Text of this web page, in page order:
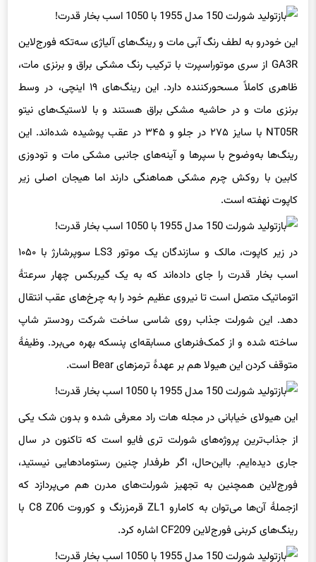
این خودرو به لطف رنگ آبی مات و رینگ‌های آلیاژی سه‌تکه فورج‌لاین
GA3R از سری موتوراسپرت با ترکیب رنگ مشکی براق و برنزی مات،
ظاهری کاملاً مسحورکننده دارد. این رینگ‌های ۱۹ اینچی، در وسط
برنزی مات و در حاشیه مشکی براق هستند و با لاستیک‌های نیتو
NT05R با سایز ۲۷۵ در جلو و ۳۴۵ در عقب پوشیده شده‌اند. این
رینگ‌ها به‌وضوح با سپرها و آینه‌های جانبی مشکی مات و تودوزی
کابین با روکش چرم مشکی هماهنگی دارند اما هیجان اصلی زیر
کاپوت نهفته است.
در زیر کاپوت، مالک و سازندگان یک موتور LS3 سوپرشارژ با ۱۰۵۰
اسب بخار قدرت را جای داده‌اند که به یک گیربکس چهار سرعتهٔ
اتوماتیک متصل است تا نیروی عظیم خود را به چرخ‌های عقب انتقال
دهد. این شورلت جذاب روی شاسی ساخت شرکت رودستر شاپ
ساخته شده و از کمک‌فنرهای مسابقه‌ای پنسکه بهره می‌برد. وظیفهٔ
متوقف کردن این هیولا هم بر عهدهٔ ترمزهای Bear است.
این هیولای خیابانی در مجله هات راد معرفی شده و بدون شک یکی
از جذاب‌ترین پروژه‌های شورلت تری فایو است که تاکنون در سال
جاری دیده‌ایم. بااین‌حال، اگر طرفدار چنین رستومادهایی نیستید،
فورج‌لاین همچنین به تجهیز شورلت‌های مدرن هم می‌پردازد که
ازجملهٔ آن‌ها می‌توان به کامارو ZL1 قرمزرنگ و کوروت C8 Z06 با
رینگ‌های کربنی فورج‌لاین CF209 اشاره کرد.